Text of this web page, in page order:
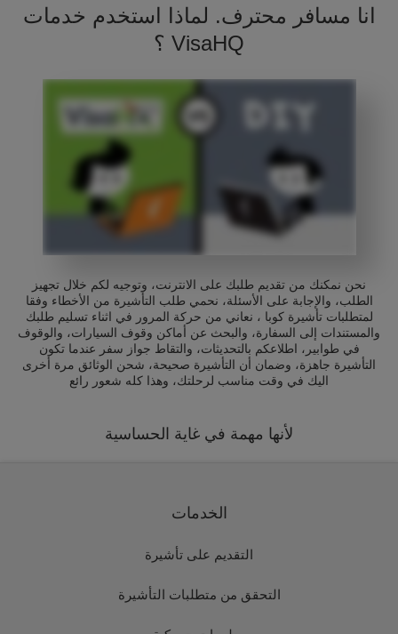
انا مسافر محترف. لماذا استخدم خدمات
VisaHQ ؟
نحن نمكنك من تقديم طلبك على الانترنت، وتوجيه لكم خلال تجهيز
الطلب، والإجابة على الأسئلة، نحمي طلب التأشيرة من الأخطاء وفقا
لمتطلبات تأشيرة كوبا ، نعاني من حركة المرور في اثناء تسليم طلبك
والمستندات إلى السفارة، والبحث عن أماكن وقوف السيارات، والوقوف
في طوابير، اطلاعكم بالتحديثات، والتقاط جواز سفر عندما تكون
التأشيرة جاهزة، وضمان أن التأشيرة صحيحة، شحن الوثائق مرة أخرى
اليك في وقت مناسب لرحلتك، وهذا كله شعور رائع
لأنها مهمة في غاية الحساسية
الخدمات
التقديم على تأشيرة
التحقق من متطلبات التأشيرة